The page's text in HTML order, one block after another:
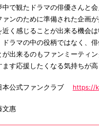
中で観たドラマの俳優さんと
ァンのために準備された企画
近く感じることが出来る機会
ドラマの中の役柄ではなく、
が出来るのもファンミーティ
す応援したくなる気持ちが高
本公式ファンクラブ https://
文惠